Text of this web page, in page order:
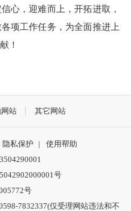
心，迎难而上，开拓进取，
项工作任务，为全面推进上
！
站 其它网站
隐私保护 |
使用帮助
号
号
7832337(仅受理网站违法和不